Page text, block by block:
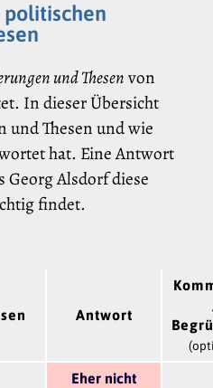
und Thesenvon
In dieser Übersicht
und Thesen und wie
hat. Eine Antwort
Georg Alsdorf diese
findet.
Antwort
Eher nicht